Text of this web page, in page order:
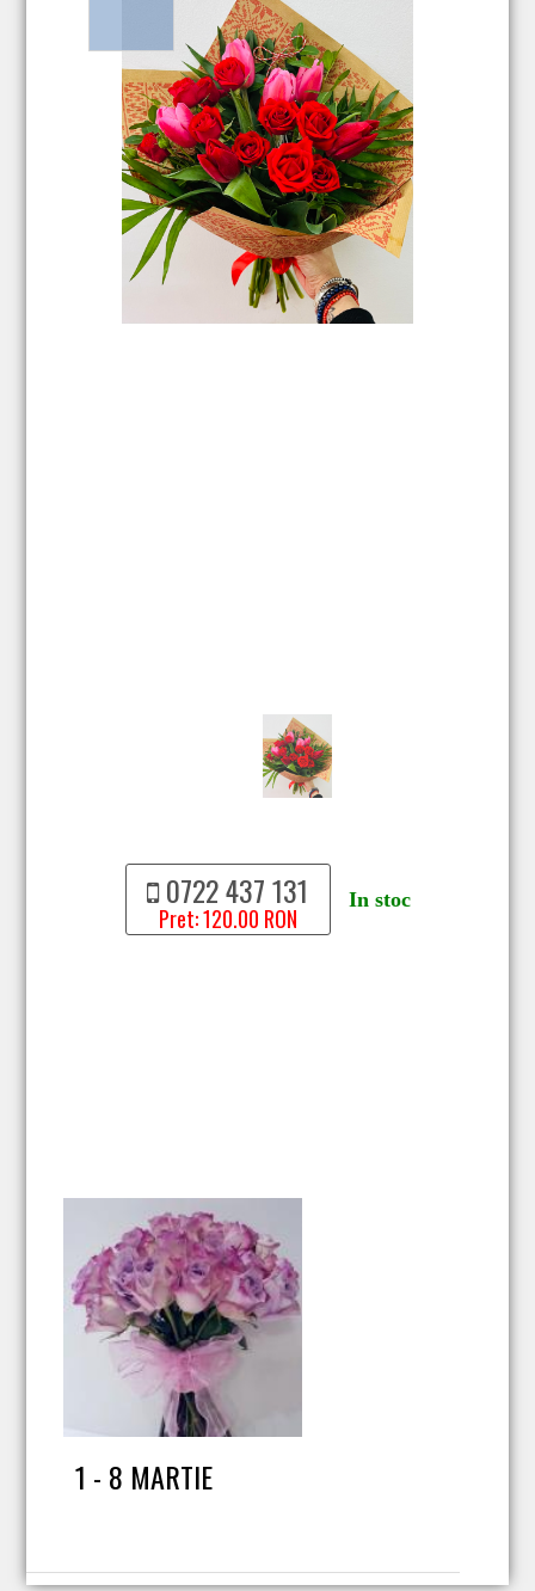
0722 437 131
Pret: 120.00 RON
In stoc
1 - 8 MARTIE